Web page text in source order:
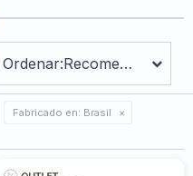
Recomendados
Fabricado en: Brasil